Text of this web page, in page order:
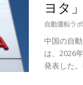
ヨタ
自動運転ラ
中国の自
は、2026
発表した